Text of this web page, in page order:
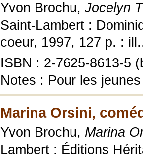
Yvon Brochu, Jocelyn
Saint-Lambert :
coeur, 1997, 127 p. :
ISBN : 2-7625-8613-5
Notes : Pour les jeunes
Marina Orsini,
Yvon Brochu, Marina
Lambert : Éditions